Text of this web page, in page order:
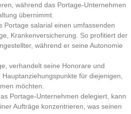
während das Portage-Unternehmen
übernimmt.
Portage salarial einen umfassenden
Krankenversicherung. So profitiert der
während er seine Autonomie
verhandelt seine Honorare und
für diejenigen,
möchten.
Portage-Unternehmen delegiert, kann
Aufträge konzentrieren, was seinen